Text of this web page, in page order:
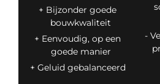
Bijzonder goede
bouwkwaliteit
Eenvoudig, op een
goede manier
Geluid gebalanceerd